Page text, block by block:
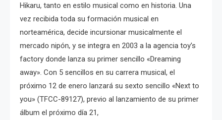
Hikaru, tanto en estilo musical como en historia. Una
vez recibida toda su formación musical en
norteamérica, decide incursionar musicalmente el
mercado nipón, y se integra en 2003 a la agencia toy’s
factory donde lanza su primer sencillo «Dreaming
away». Con 5 sencillos en su carrera musical, el
próximo 12 de enero lanzará su sexto sencillo «Next to
you» (TFCC-89127), previo al lanzamiento de su primer
álbum el próximo día 21,